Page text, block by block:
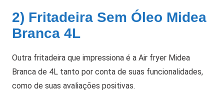
2) Fritadeira Sem Óleo Midea
Branca 4L
Outra fritadeira que impressiona é a Air fryer Midea
Branca de 4L tanto por conta de suas funcionalidades,
como de suas avaliações positivas.